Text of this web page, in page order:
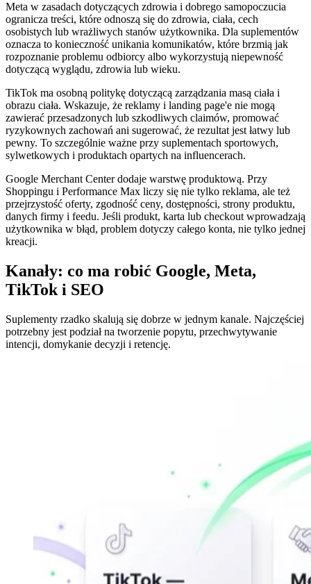
Meta w zasadach dotyczących zdrowia i dobrego samopoczucia
ogranicza treści, które odnoszą się do zdrowia, ciała, cech
osobistych lub wrażliwych stanów użytkownika. Dla suplementów
oznacza to konieczność unikania komunikatów, które brzmią jak
rozpoznanie problemu odbiorcy albo wykorzystują niepewność
dotyczącą wyglądu, zdrowia lub wieku.
TikTok ma osobną politykę dotyczącą zarządzania masą ciała i
obrazu ciała. Wskazuje, że reklamy i landing page'e nie mogą
zawierać przesadzonych lub szkodliwych claimów, promować
ryzykownych zachowań ani sugerować, że rezultat jest łatwy lub
pewny. To szczególnie ważne przy suplementach sportowych,
sylwetkowych i produktach opartych na influencerach.
Google Merchant Center dodaje warstwę produktową. Przy
Shoppingu i Performance Max liczy się nie tylko reklama, ale też
przejrzystość oferty, zgodność ceny, dostępności, strony produktu,
danych firmy i feedu. Jeśli produkt, karta lub checkout wprowadzają
użytkownika w błąd, problem dotyczy całego konta, nie tylko jednej
kreacji.
Kanały: co ma robić Google, Meta,
TikTok i SEO
Suplementy rzadko skalują się dobrze w jednym kanale. Najczęściej
potrzebny jest podział na tworzenie popytu, przechwytywanie
intencji, domykanie decyzji i retencję.